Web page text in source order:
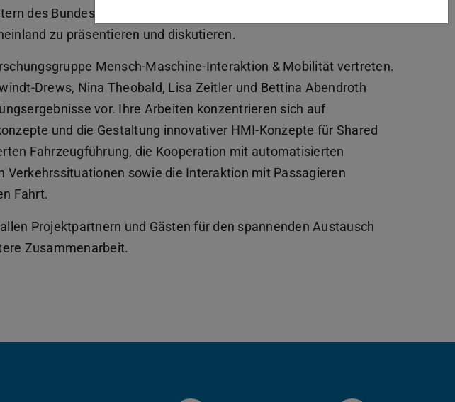
des Bundesministeriums für Wirtschaft und Klimaschutz und
zu präsentieren und diskutieren.
Mensch-Maschine-Interaktion & Mobilität vertreten.
Drews, Nina Theobald, Lisa Zeitler und Bettina Abendroth
vor. Ihre Arbeiten konzentrieren sich auf
und die Gestaltung innovativer HMI-Konzepte für Shared
Fahrzeugführung, die Kooperation mit automatisierten
Verkehrssituationen sowie die Interaktion mit Passagieren
Fahrt.
Projektpartnern und Gästen für den spannenden Austausch
Zusammenarbeit.